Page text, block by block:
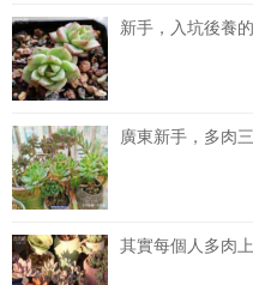
新手，入坑後養
廣東新手，多肉
其實每個人多肉